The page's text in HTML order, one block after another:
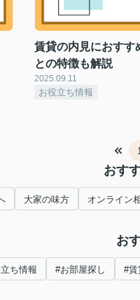
賃貸の内見におすす
との特徴も解説
2025.09.11
お役立ち情報
1
おす
大家の味方 オンライン
お
ち情報 #お部屋探し #賃